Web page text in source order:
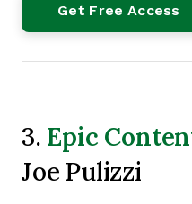
3. Epic
Joe Pulizzi